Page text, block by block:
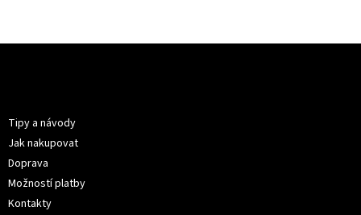
Tipy a návody
Jak nakupovat
Doprava
Možností platby
Kontakty